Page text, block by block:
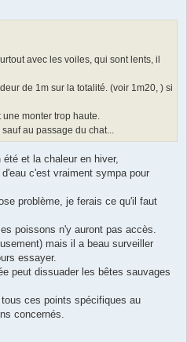
avec les voiles, qui sont lents, il
de 1m sur la totalité. (voir 1m20, ) si
monter trop haute.
au passage du chat...
et la chaleur en hiver,
c'est vraiment sympa pour
problème, je ferais ce qu'il faut
poissons n'y auront pas accès.
mais il a beau surveiller
essayer.
peut dissuader les bêtes sauvages
ces points spécifiques au
concernés.